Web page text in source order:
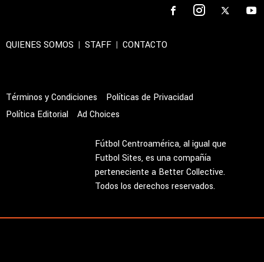
recibe a Alajuelense por la tercera fecha del
Alajuelense HOY: reemplazo de Chacón, más
Alajuelense confirma la lesión de una figura:
"Ruptura del ligamento cruzado"
08/08/2026 - 12:06hs CST